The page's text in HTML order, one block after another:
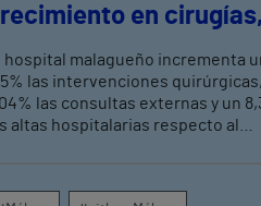
en cirugías,
externas y
hospitalarias
hospital malagueño incrementa
las intervenciones
las consultas externas y un
altas hospitalarias respecto al
médicos de Vithas en la